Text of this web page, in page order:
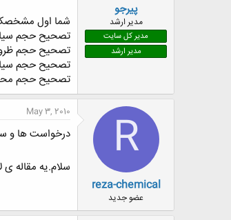
پیرجو
مدیر ارشد
مدیر کل سایت
مدیر ارشد
شما اول
تصحیح حجم
تصحیح حجم
تصحیح حجم سیال
تصحیح حجم
R
reza-chemical
عضو جدید
May 3, 2010
درخواست ها و
سلام.یه مقاله ی